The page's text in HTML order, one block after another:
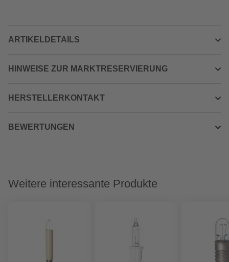
ARTIKELDETAILS
HINWEISE ZUR MARKTRESERVIERUNG
HERSTELLERKONTAKT
BEWERTUNGEN
Weitere interessante Produkte